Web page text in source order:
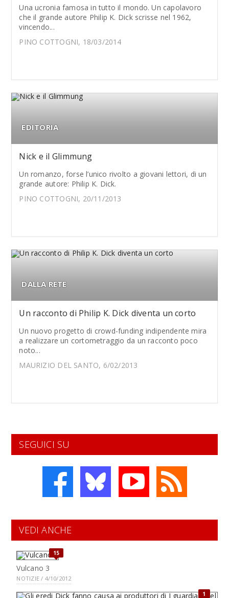
Una ucronia famosa in tutto il mondo. Un capolavoro
che il grande autore Philip K. Dick scrisse nel 1962,
vincendo...
PINO COTTOGNI, 18/03/2014
EDITORIA
Nick e il Glimmung
Un romanzo, forse l’unico rivolto a giovani lettori, di un
grande autore: Philip K. Dick.
PINO COTTOGNI, 20/11/2013
DALLA RETE
Un racconto di Philip K. Dick diventa un corto
Un nuovo progetto di crowd-funding indipendente mira
a realizzare un cortometraggio da un racconto poco
noto...
MAURIZIO DEL SANTO, 6/02/2013
SEGUICI SU
VEDI ANCHE
15
Vulcano 3
NOTIZIE / 4/10/2012
1